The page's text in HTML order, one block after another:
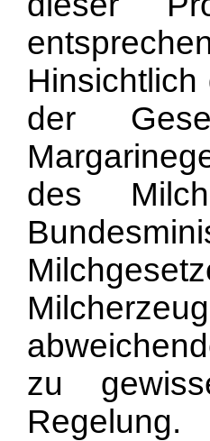
der
des
zu
Regelung.